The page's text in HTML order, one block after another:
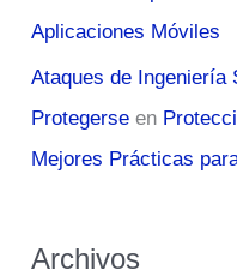
Aplicaciones Móviles
Ataques de Ingeniería
Protegerse en
Mejores Prácticas
Archivos